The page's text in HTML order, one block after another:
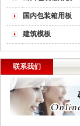
国内包装箱用板
建筑模板
联系我们